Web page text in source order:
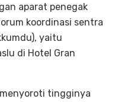
aparat penegak
koordinasi sentra
yaitu
di Hotel Gran
tingginya